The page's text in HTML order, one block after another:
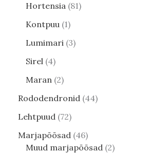
Hortensia 81
Kontpuu 1
Lumimari 3
Sirel 4
Maran 2
Rododendronid 44
Lehtpuud 72
Marjapõõsad 46
Muud marjapõõsad 2